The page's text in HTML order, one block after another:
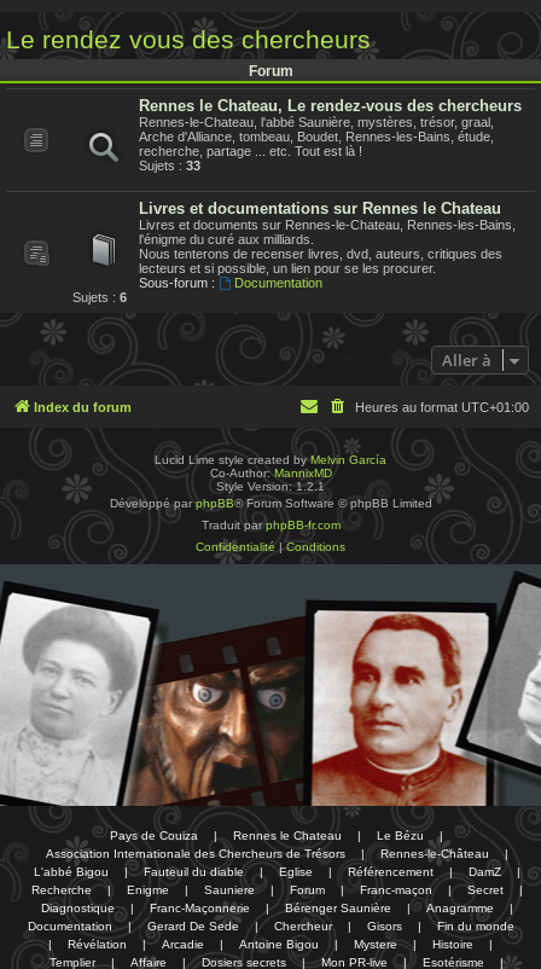
Le rendez vous des chercheurs
Forum
Rennes le Chateau, Le rendez-vous des chercheurs
Rennes-le-Chateau, l'abbé Saunière, mystères, trésor, graal,
Arche d'Alliance, tombeau, Boudet, Rennes-les-Bains, étude,
recherche, partage ... etc. Tout est là !
Sujets : 33
Livres et documentations sur Rennes le Chateau
Livres et documents sur Rennes-le-Chateau, Rennes-les-Bains,
l'énigme du curé aux milliards.
Nous tenterons de recenser livres, dvd, auteurs, critiques des
lecteurs et si possible, un lien pour se les procurer.
Sous-forum :
Documentation
Sujets : 6
Aller à
Index du forum Heures au format UTC+01:00
Lucid Lime style created byMelvin García
Co-Author:MannixMD
Style Version: 1.2.1
Développé parphpBB® Forum Software © phpBB Limited
Traduit parphpBB-fr.com
Confidentialité|Conditions
Pays de Couiza | Rennes le Chateau | Le Bézu
|
Association Internationale des Chercheurs de Trésors
| Rennes-le-Château
|
L'abbé Bigou
| Fauteuil du diable | Eglise | Référencement | DamZ
|
Recherche
| Enigme | Sauniere | Forum | Franc-maçon | Secret
|
Diagnostique
| Franc-Maçonnerie | Bérenger Saunière | Anagramme
|
Documentation
| Gerard De Sede | Chercheur | Gisors |
Fin du monde
|
Révélation | Arcadie | Antoine Bigou | Mystere | Histoire
|
Templier
| Affaire | Dosiers secrets | Mon PR-live | Esotérisme |